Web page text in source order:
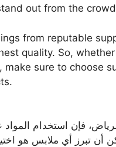
out from the
from reputable
quality. So,
sure to choose
فإن استخدام
أن تبرز أي ملابس هو